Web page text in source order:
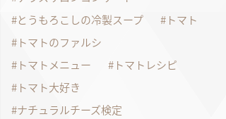
とうもろこしの冷製スープ
トマト
トマトのファルシ
トマトメニュー
トマトレシピ
トマト大好き
ナチュラルチーズ検定